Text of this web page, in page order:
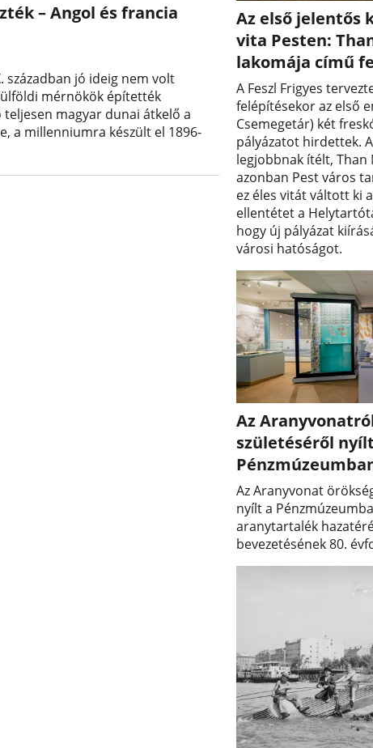
– Angol és francia
században jó ideig nem volt
mérnökök építették
magyar dunai átkelő a
a millenniumra készült el 1896-
Az első jelentős
vita Pesten:
lakomája című
A Feszl Frigyes
felépítésekor az első
Csemegetár) két
pályázatot hirdettek.
legjobbnak ítélt,
azonban Pest város
ez éles vitát váltott ki
ellentétet a
hogy új pályázat
városi hatóságot.
Az
születéséről
Az Aranyvonat
nyílt a
aranytartalék
bevezetésének 80.